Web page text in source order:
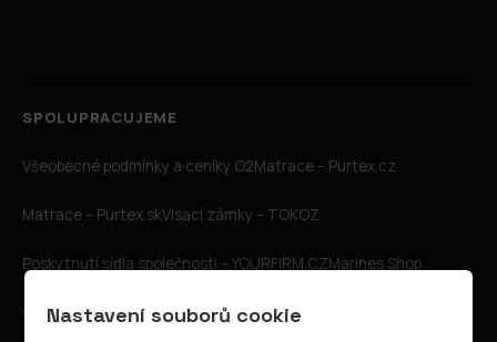
SPOLUPRACUJEME
Všeobecné podmínky a ceníky O2Matrace – Purtex.cz
Matrace – Purtex.skVisací zámky – TOKOZ
Poskytnutí sídla společnosti – YOURFIRM.CZMarines Shop
CZIN.euGoog.czKatalog A-seznam.czInternetové stránky
Nastavení souborů cookie